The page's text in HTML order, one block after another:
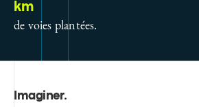
km
de voies plantées.
Imaginer.